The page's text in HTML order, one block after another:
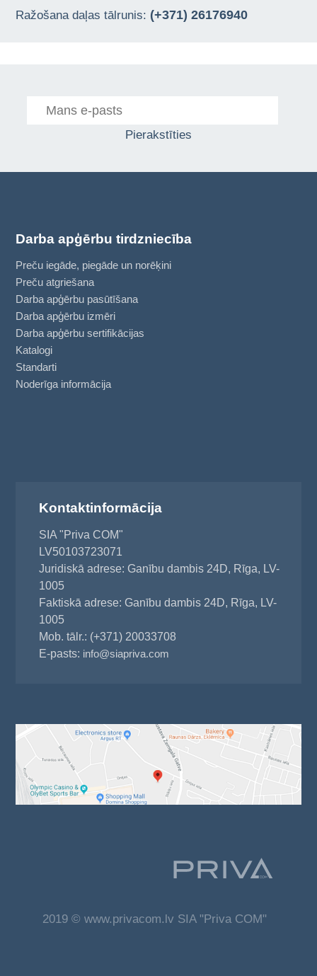
Ražošana daļas tālrunis: (+371) 26176940
Pierakstīties
Darba apģērbu tirdzniecība
Preču iegāde, piegāde un norēķini
Preču atgriešana
Darba apģērbu pasūtīšana
Darba apģērbu izmēri
Darba apģērbu sertifikācijas
Katalogi
Standarti
Noderīga informācija
Kontaktinformācija
SIA "Priva COM"
LV50103723071
Juridiskā adrese: Ganību dambis 24D, Rīga, LV-
1005
Faktiskā adrese: Ganību dambis 24D, Rīga, LV-
1005
Mob. tālr.: (+371) 20033708
E-pasts: info@siapriva.com
2019 © www.privacom.lv SIA "Priva COM"